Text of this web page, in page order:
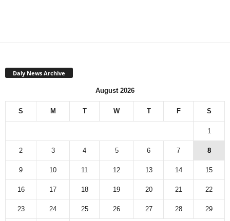
Daly News Archive
August 2026
S M T W T F S
1
2 3 4 5 6 7 8
9 10 11 12 13 14 15
16 17 18 19 20 21 22
23 24 25 26 27 28 29